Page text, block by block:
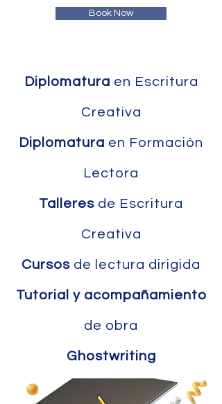
Book Now
Diplomatura en Escritura
Creativa
Diplomatura en Formación
Lectora
Talleres de Escritura
Creativa
Cursos de lectura dirigida
Tutorial y acompañamiento
de obra
Ghostwriting